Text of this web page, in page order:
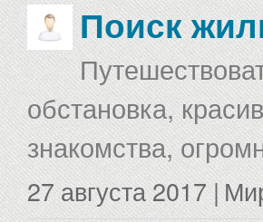
Поиск
обстановка,
знакомства,
27 августа 2017 |